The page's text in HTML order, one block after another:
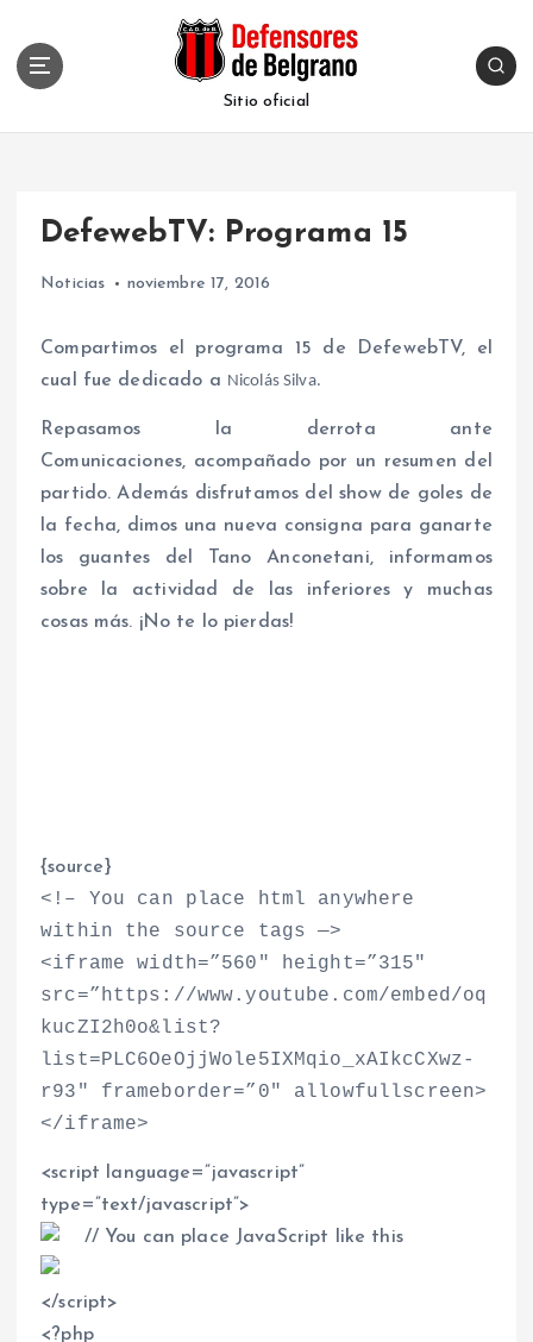
Sitio oficial
DefewebTV: Programa 15
Noticias noviembre 17, 2016
Compartimos el programa 15 de DefewebTV, el
cual fue dedicado a Nicolás Silva.
Repasamos la derrota ante
Comunicaciones, acompañado por un resumen del
partido. Además disfrutamos del show de goles de
la fecha, dimos una nueva consigna para ganarte
los guantes del Tano Anconetani, informamos
sobre la actividad de las inferiores y muchas
cosas más. ¡No te lo pierdas!
{source}
< !– You can place html anywhere
within the source tags —>
<iframe width=”560″ height=”315″
src=”https://www.youtube.com/embed/oq
kucZI2h0o&list?
list=PLC6OeOjjWole5IXMqio_xAIkcCXwz-
r93″ frameborder=”0″ allowfullscreen>
</iframe>
<script language=”javascript”
type=”text/javascript”>
// You can place JavaScript like this
</script>
<?php